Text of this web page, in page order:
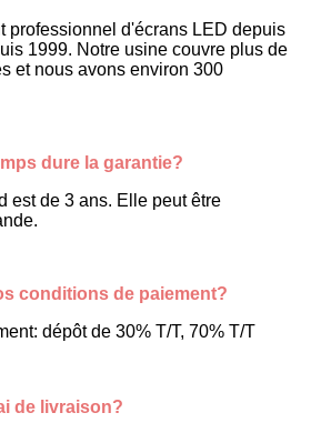
professionnel d'écrans LED depuis
1999. Notre usine couvre plus de
et nous avons environ 300
dure la garantie?
est de 3 ans. Elle peut être
conditions de paiement?
dépôt de 30% T/T, 70% T/T
de livraison?